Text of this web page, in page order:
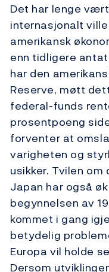
Det har lenge
internasjonalt
amerikansk
enn tidligere
har den
Reserve, møtt
federal-funds
prosentpoeng
forventer at
varigheten og
usikker. Tvilen
Japan har også
begynnelsen av
kommet i gang
betydelig
Europa vil holde
Dersom